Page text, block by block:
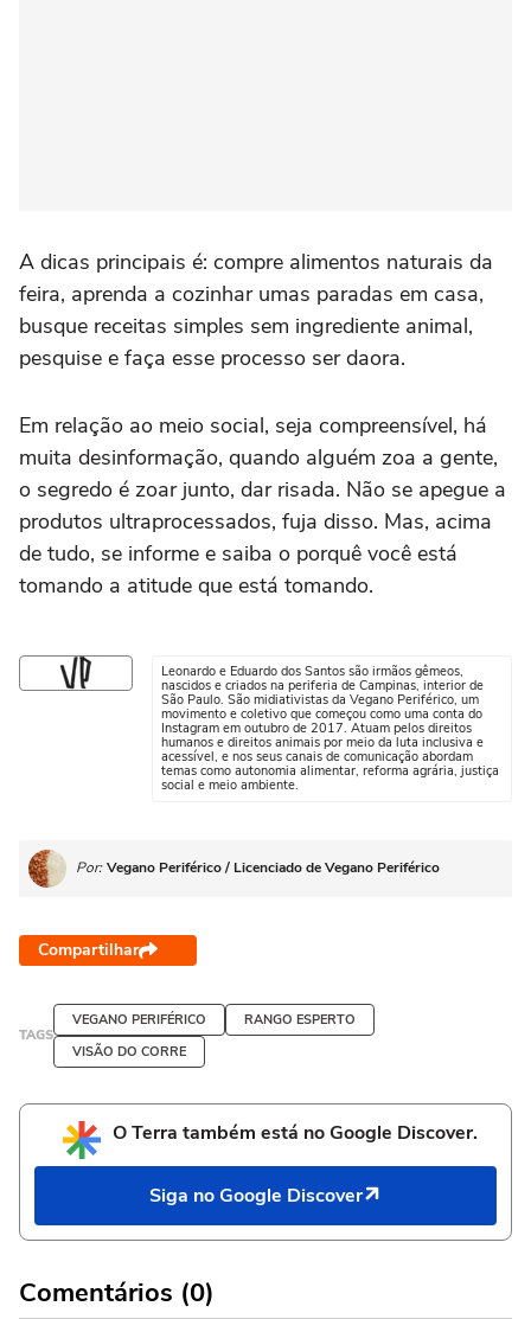
A dicas principais é: compre alimentos naturais da
feira, aprenda a cozinhar umas paradas em casa,
busque receitas simples sem ingrediente animal,
pesquise e faça esse processo ser daora.
Em relação ao meio social, seja compreensível, há
muita desinformação, quando alguém zoa a gente,
o segredo é zoar junto, dar risada. Não se apegue a
produtos ultraprocessados, fuja disso. Mas, acima
de tudo, se informe e saiba o porquê você está
tomando a atitude que está tomando.
Leonardo e Eduardo dos Santos são irmãos gêmeos,
nascidos e criados na periferia de Campinas, interior de
São Paulo. São midiativistas da Vegano Periférico, um
movimento e coletivo que começou como uma conta do
Instagram em outubro de 2017. Atuam pelos direitos
humanos e direitos animais por meio da luta inclusiva e
acessível, e nos seus canais de comunicação abordam
temas como autonomia alimentar, reforma agrária, justiça
social e meio ambiente.
Por: Vegano Periférico / Licenciado de Vegano Periférico
Compartilhar
TAGS
VEGANO PERIFÉRICO
RANGO ESPERTO
VISÃO DO CORRE
O Terra também está no Google Discover.
Siga no Google Discover
Comentários (0)